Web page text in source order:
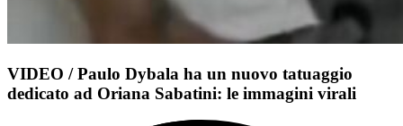
VIDEO / Paulo Dybala ha un nuovo tatuaggio
dedicato ad Oriana Sabatini: le immagini virali